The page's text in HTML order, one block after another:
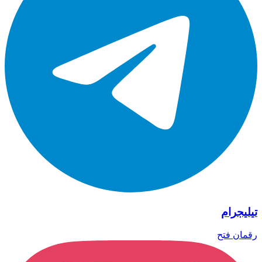
تيليجرام
رقمان فتح